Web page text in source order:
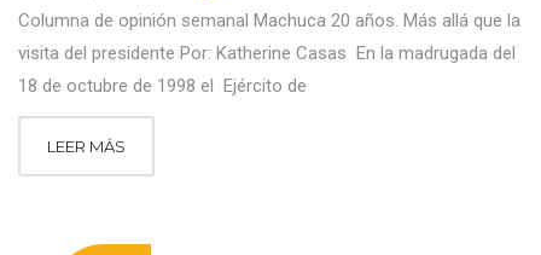
Columna de opinión semanal Machuca 20 años. Más allá que la
visita del presidente Por: Katherine Casas En la madrugada del
18 de octubre de 1998 el Ejército de
LEER MÁS